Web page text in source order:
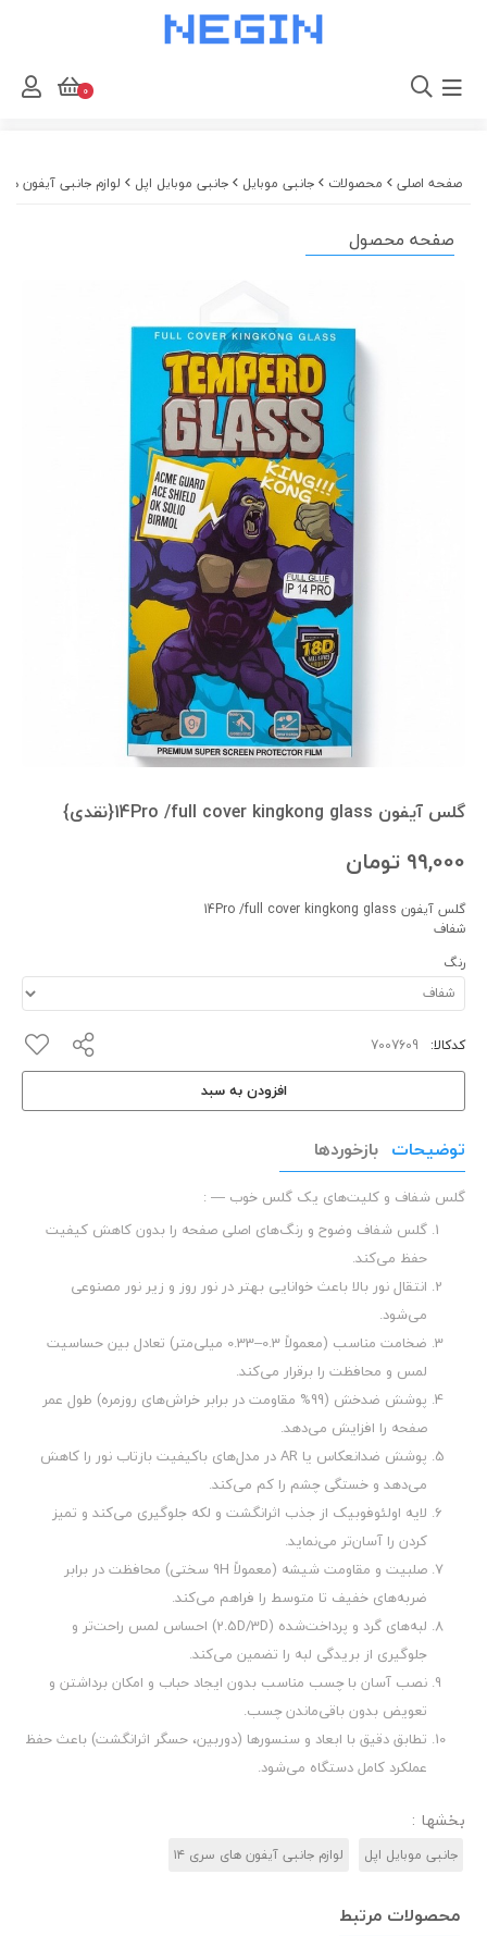
صفحه اصلی محصولات جانبی موبایل جانبی موبایل اپل لوازم جانبی آیفون
صفحه محصول
گلس آیفون 14Pro /full cover kingkong glass{نقدی}
99,000 تومان
گلس آیفون 14Pro /full cover kingkong glass
شفاف
رنگ
کدکالا:
افزودن به سبد
توضیحات بازخوردها
گلس شفاف و کلیت‌های یک گلس خوب — :
گلس شفاف وضوح و رنگ‌های اصلی صفحه را بدون کاهش کیفیت
حفظ می‌کند.
انتقال نور بالا باعث خوانایی بهتر در نور روز و زیر نور مصنوعی
می‌شود.
ضخامت مناسب (معمولاً 0.3–0.33 میلی‌متر) تعادل بین حساسیت
لمس و محافظت را برقرار می‌کند.
پوشش ضدخش (99% مقاومت در برابر خراش‌های روزمره) طول عمر
صفحه را افزایش می‌دهد.
پوشش ضدانعکاس یا AR در مدل‌های باکیفیت بازتاب نور را کاهش
می‌دهد و خستگی چشم را کم می‌کند.
لایه اولئوفوبیک از جذب اثرانگشت و لکه جلوگیری می‌کند و تمیز
کردن را آسان‌تر می‌نماید.
صلبیت و مقاومت شیشه (معمولاً 9H سختی) محافظت در برابر
ضربه‌های خفیف تا متوسط را فراهم می‌کند.
لبه‌های گرد و پرداخت‌شده (2.5D/3D) احساس لمس راحت‌تر و
جلوگیری از بریدگی لبه را تضمین می‌کند.
نصب آسان با چسب مناسب بدون ایجاد حباب و امکان برداشتن و
تعویض بدون باقی‌ماندن چسب.
تطابق دقیق با ابعاد و سنسورها (دوربین، حسگر اثرانگشت) باعث حفظ
عملکرد کامل دستگاه می‌شود.
بخشها :
جانبی موبایل اپل لوازم جانبی آیفون های سری ۱۴
محصولات مرتبط
0